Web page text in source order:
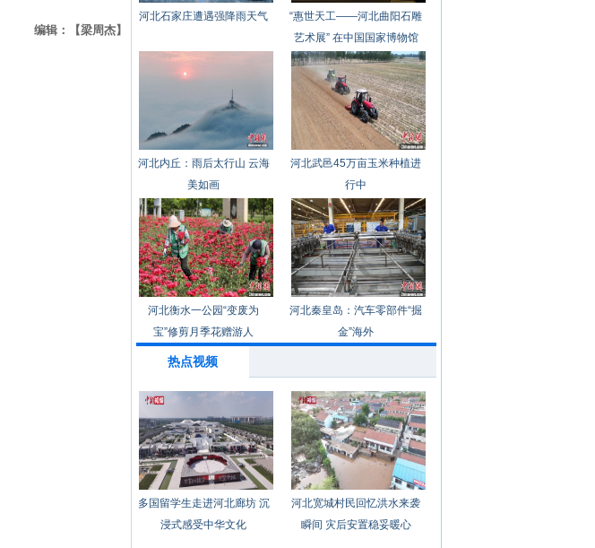
编辑：【梁周杰】
河北石家庄遭遇强降雨天气
“惠世天工——河北曲阳石雕
艺术展” 在中国国家博物馆
开幕
河北内丘：雨后太行山 云海
美如画
河北武邑45万亩玉米种植进
行中
河北衡水一公园“变废为
宝”修剪月季花赠游人
河北秦皇岛：汽车零部件“掘
金”海外
热点视频
多国留学生走进河北廊坊 沉
浸式感受中华文化
河北宽城村民回忆洪水来袭
瞬间 灾后安置稳妥暖心